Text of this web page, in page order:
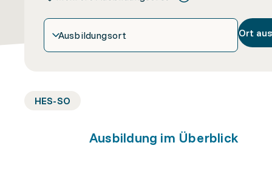
Ausbildungsort Ort
HES-SO
Ausbildung im Überblick